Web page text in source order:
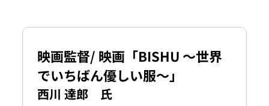
映画監督/ 映画「BISHU 〜世界
でいちばん優しい服〜」
西川 達郎 氏